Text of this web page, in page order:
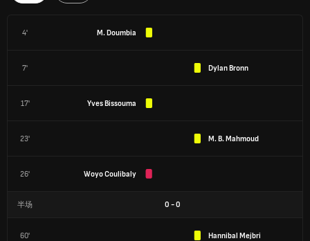
4' M. Doumbia
7' Dylan Bronn
17' Yves Bissouma
23' M. B. Mahmoud
26' Woyo Coulibaly
半场 0 -0
60' Hannibal Mejbri